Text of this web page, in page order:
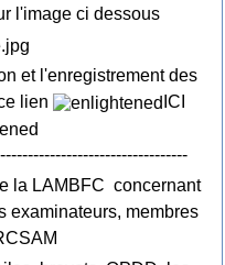
l'image ci dessous
et l'enregistrement des
lien
ICI
la LAMBFC concernant
examinateurs, membres